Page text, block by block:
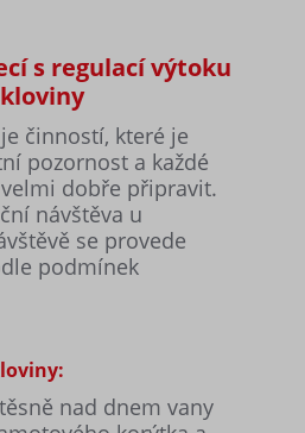
s regulací výtoku
činností, které je
pozornost a každé
dobře připravit.
návštěva u
se provede
podmínek
nad dnem vany